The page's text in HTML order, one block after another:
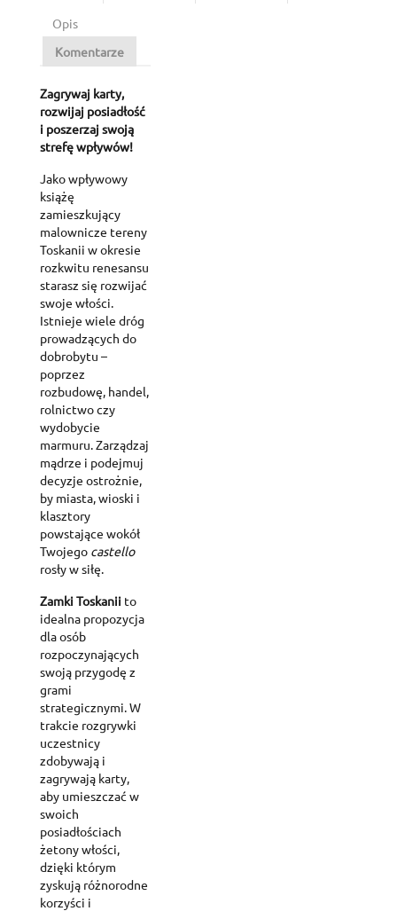
Opis
Komentarze
Zagrywaj karty,
rozwijaj posiadłość
i poszerzaj swoją
strefę wpływów!
Jako wpływowy
książę
zamieszkujący
malownicze tereny
Toskanii w okresie
rozkwitu renesansu
starasz się rozwijać
swoje włości.
Istnieje wiele dróg
prowadzących do
dobrobytu –
poprzez
rozbudowę, handel,
rolnictwo czy
wydobycie
marmuru. Zarządzaj
mądrze i podejmuj
decyzje ostrożnie,
by miasta, wioski i
klasztory
powstające wokół
Twojego castello
rosły w siłę.
Zamki Toskanii to
idealna propozycja
dla osób
rozpoczynających
swoją przygodę z
grami
strategicznymi. W
trakcie rozgrywki
uczestnicy
zdobywają i
zagrywają karty,
aby umieszczać w
swoich
posiadłościach
żetony włości,
dzięki którym
zyskują różnorodne
korzyści i